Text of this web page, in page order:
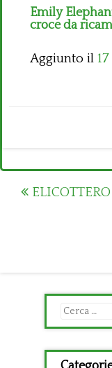
Emily
croce da
Aggiunto il
Post
ELICOTTERO
Ricerca
per: